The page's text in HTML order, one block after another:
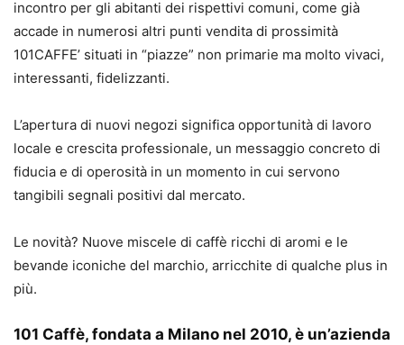
incontro per gli abitanti dei rispettivi comuni, come già
accade in numerosi altri punti vendita di prossimità
101CAFFE’ situati in “piazze” non primarie ma molto vivaci,
interessanti, fidelizzanti.
L’apertura di nuovi negozi significa opportunità di lavoro
locale e crescita professionale, un messaggio concreto di
fiducia e di operosità in un momento in cui servono
tangibili segnali positivi dal mercato.
Le novità? Nuove miscele di caffè ricchi di aromi e le
bevande iconiche del marchio, arricchite di qualche plus in
più.
101 Caffè, fondata a Milano nel 2010, è un’azienda